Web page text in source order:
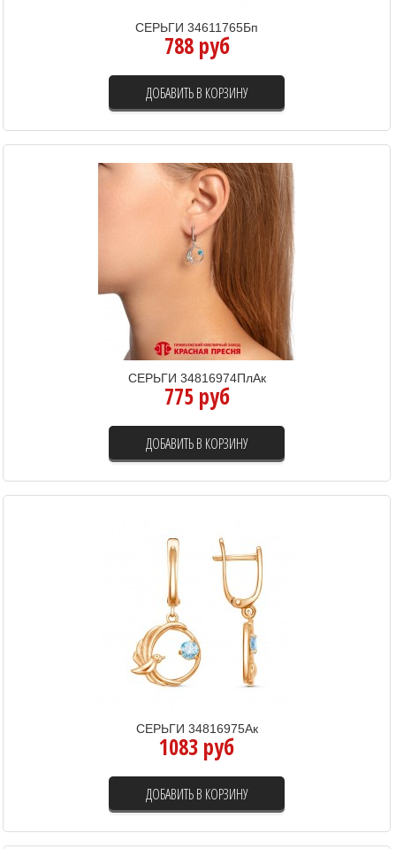
СЕРЬГИ 34611765Бп
788 руб
ДОБАВИТЬ В КОРЗИНУ
СЕРЬГИ 34816974ПлАк
775 руб
ДОБАВИТЬ В КОРЗИНУ
СЕРЬГИ 34816975Ак
1083 руб
ДОБАВИТЬ В КОРЗИНУ